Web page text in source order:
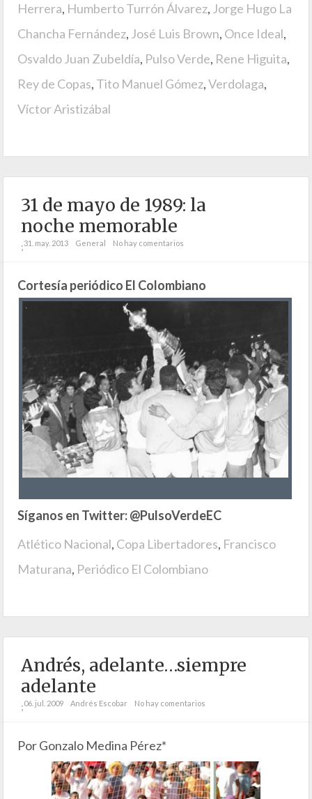
Herrera, Humberto Turrón Álvarez, Jorge Hugo La
Chancha Fernández, José Luis Brown, Once Ideal,
Osvaldo Juan Zubeldía, Pulso Verde, Rene Higuita,
Rey de Copas, Tito Manuel Gómez,Verdolaga,
Víctor Aristizábal
31 de mayo de 1989: la
noche memorable
;31. may. 2013 General No hay comentarios
Cortesía periódico El Colombiano
Síganos en Twitter: @PulsoVerdeEC
Atlético Nacional, Copa Libertadores, Francisco
Maturana, Periódico El Colombiano
Andrés, adelante…siempre
adelante
;06. jul. 2009 Andrés Escobar No hay comentarios
Por Gonzalo Medina Pérez*